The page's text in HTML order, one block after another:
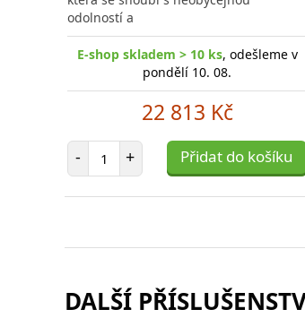
odolností a
E-shop skladem > 10 ks, odešleme v
pondělí 10. 08.
22 813 Kč
- Počet položek
+ Přidat do košíku
DALŠÍ